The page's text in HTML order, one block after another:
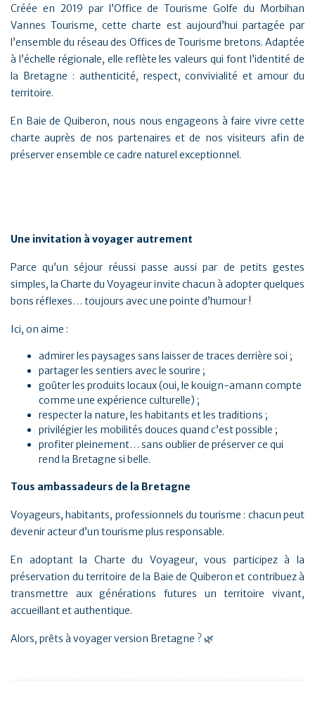
Créée en 2019 par l’Office de Tourisme Golfe du Morbihan
Vannes Tourisme, cette charte est aujourd’hui partagée par
l’ensemble du réseau des Offices de Tourisme bretons. Adaptée
à l’échelle régionale, elle reflète les valeurs qui font l’identité de
la Bretagne : authenticité, respect, convivialité et amour du
territoire.
En Baie de Quiberon, nous nous engageons à faire vivre cette
charte auprès de nos partenaires et de nos visiteurs afin de
préserver ensemble ce cadre naturel exceptionnel.
Une invitation à voyager autrement
Parce qu’un séjour réussi passe aussi par de petits gestes
simples, la Charte du Voyageur invite chacun à adopter quelques
bons réflexes… toujours avec une pointe d’humour !
Ici, on aime :
admirer les paysages sans laisser de traces derrière soi ;
partager les sentiers avec le sourire ;
goûter les produits locaux (oui, le kouign-amann compte
comme une expérience culturelle) ;
respecter la nature, les habitants et les traditions ;
privilégier les mobilités douces quand c’est possible ;
profiter pleinement… sans oublier de préserver ce qui
rend la Bretagne si belle.
Tous ambassadeurs de la Bretagne
Voyageurs, habitants, professionnels du tourisme : chacun peut
devenir acteur d’un tourisme plus responsable.
En adoptant la Charte du Voyageur, vous participez à la
préservation du territoire de la Baie de Quiberon et contribuez à
transmettre aux générations futures un territoire vivant,
accueillant et authentique.
Alors, prêts à voyager version Bretagne ? 🌿